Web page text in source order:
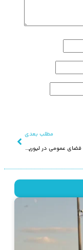
مطلب بعدی
تبدیل آبراه به فضای عمومی در لیورپول